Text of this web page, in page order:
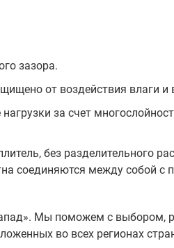
зазора.
от воздействия влаги и
за счет
без разделительного
соединяются между собой
Мы поможем с выбором,
во всех регионах